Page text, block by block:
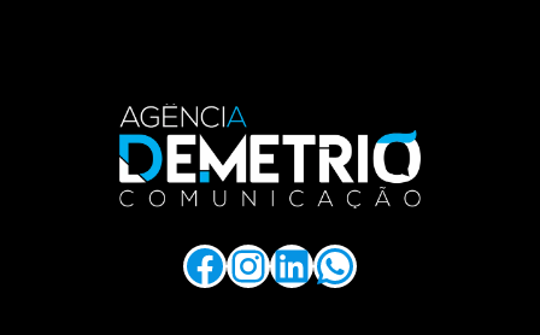
Facebook
Instagram
LinkedIn
WhatsApp